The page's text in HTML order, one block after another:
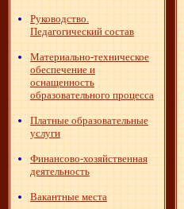
Руководство.
Педагогический состав
Материально-техническое
обеспечение и
оснащенность
образовательного процесса
Платные образовательные
услуги
Финансово-хозяйственная
деятельность
Вакантные места